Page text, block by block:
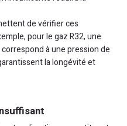
de vérifier ces
pour le gaz R32, une
à une pression de
la longévité et